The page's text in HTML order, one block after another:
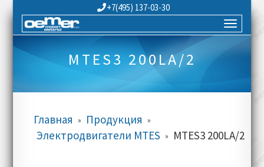
+7(495) 137-03-30
MTES3 200LA/2
Главная » Продукция »
Электродвигатели MTES » MTES3 200LA/2